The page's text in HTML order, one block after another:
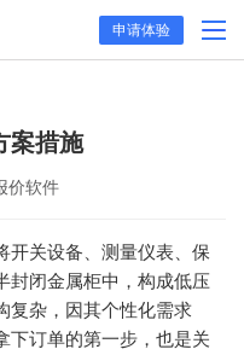
申请体验
案措施
价软件
开关设备、测量仪表、保
封闭金属柜中，构成低压
复杂，因其个性化需求
下订单的第一步，也是关